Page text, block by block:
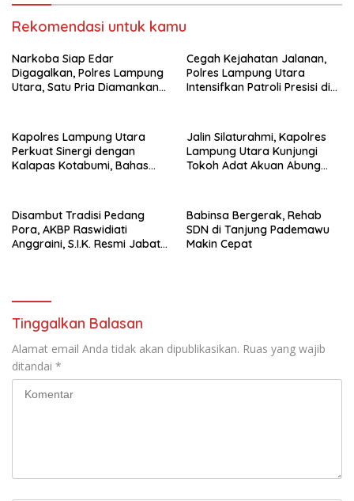
Rekomendasi untuk kamu
Narkoba Siap Edar
Digagalkan, Polres Lampung
Utara, Satu Pria Diamankan
Cegah Kejahatan Jalanan,
Polres Lampung Utara
Intensifkan Patroli Presisi di
Kapolres Lampung Utara
Perkuat Sinergi dengan
Kalapas Kotabumi, Bahas
Jalin Silaturahmi, Kapolres
Lampung Utara Kunjungi
Tokoh Adat Akuan Abung
Disambut Tradisi Pedang
Pora, AKBP Raswidiati
Anggraini, S.I.K. Resmi Jabat
Babinsa Bergerak, Rehab
SDN di Tanjung Pademawu
Makin Cepat
Tinggalkan Balasan
Alamat email Anda tidak akan dipublikasikan. Ruas yang wajib
ditandai *